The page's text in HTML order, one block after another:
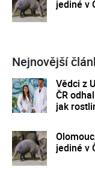
jediné v
Nejnovější
Vědci z
ČR
jak
jediné v